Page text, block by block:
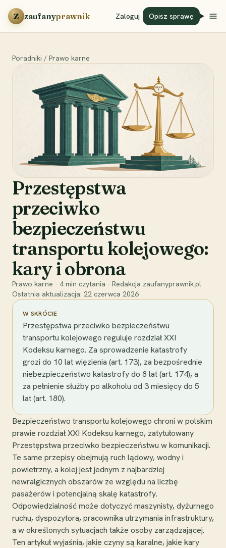
Przejdź do treści
Z zaufanyprawnik Zaloguj Opisz sprawę
Poradniki / Prawo karne
Przestępstwa
przeciwko
bezpieczeństwu
transportu kolejowego:
kary i obrona
Prawo karne · 4 min czytania · Redakcja zaufanyprawnik.pl
Ostatnia aktualizacja: 22 czerwca 2026
W SKRÓCIE
Przestępstwa przeciwko bezpieczeństwu
transportu kolejowego reguluje rozdział XXI
Kodeksu karnego. Za sprowadzenie katastrofy
grozi do 10 lat więzienia (art. 173), za bezpośrednie
niebezpieczeństwo katastrofy do 8 lat (art. 174), a
za pełnienie służby po alkoholu od 3 miesięcy do 5
lat (art. 180).
Bezpieczeństwo transportu kolejowego chroni w polskim
prawie rozdział XXI Kodeksu karnego, zatytułowany
Przestępstwa przeciwko bezpieczeństwu w komunikacji.
Te same przepisy obejmują ruch lądowy, wodny i
powietrzny, a kolej jest jednym z najbardziej
newralgicznych obszarów ze względu na liczbę
pasażerów i potencjalną skalę katastrofy.
Odpowiedzialność może dotyczyć maszynisty, dyżurnego
ruchu, dyspozytora, pracownika utrzymania infrastruktury,
a w określonych sytuacjach także osoby zarządzającej.
Ten artykuł wyjaśnia, jakie czyny są karalne, jakie kary